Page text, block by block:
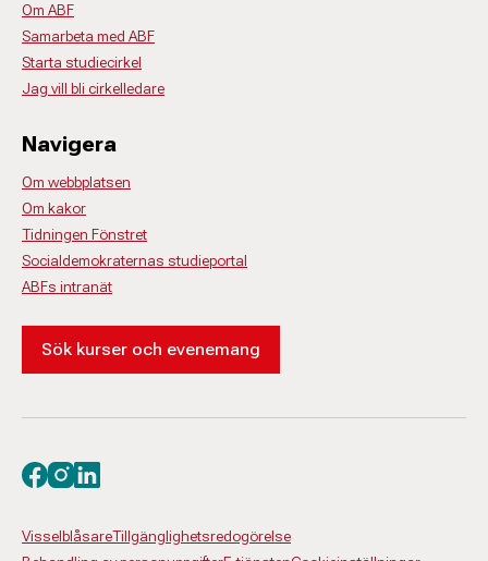
Om ABF
Samarbeta med ABF
Starta studiecirkel
Jag vill bli cirkelledare
Navigera
Om webbplatsen
Om kakor
Tidningen Fönstret
Socialdemokraternas studieportal
ABFs intranät
Sök kurser och evenemang
VisselblåsareTillgänglighetsredogörelse
Besök oss på facebook
Besök oss på instagram
Besök oss på linkedin